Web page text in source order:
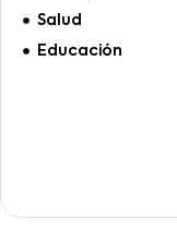
Salud
Educación